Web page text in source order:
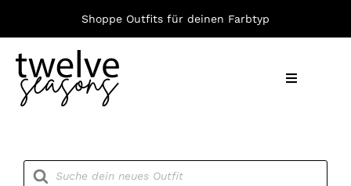
springen
Shoppe Outfits für deinen Farbtyp
Toggle
Products
search